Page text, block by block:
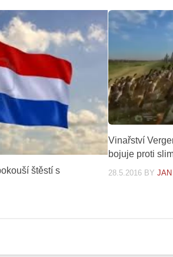
štěstí s
Vinařství
bojuje proti
28.5.2016 BYJAN